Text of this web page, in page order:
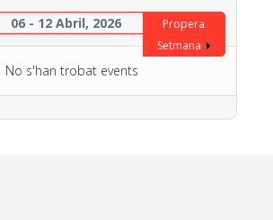
06 - 12 Abril, 2026
Propera
Setmana
No s'han trobat events